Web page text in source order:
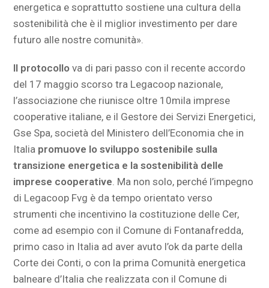
energetica e soprattutto sostiene una cultura della
sostenibilità che è il miglior investimento per dare
futuro alle nostre comunità».
Il protocollo va di pari passo con il recente accordo
del 17 maggio scorso tra Legacoop nazionale,
l’associazione che riunisce oltre 10mila imprese
cooperative italiane, e il Gestore dei Servizi Energetici,
Gse Spa, società del Ministero dell’Economia che in
Italia promuove lo sviluppo sostenibile sulla
transizione energetica e la sostenibilità delle
imprese cooperative . Ma non solo, perché l’impegno
di Legacoop Fvg è da tempo orientato verso
strumenti che incentivino la costituzione delle Cer,
come ad esempio con il Comune di Fontanafredda,
primo caso in Italia ad aver avuto l’ok da parte della
Corte dei Conti, o con la prima Comunità energetica
balneare d’Italia che realizzata con il Comune di